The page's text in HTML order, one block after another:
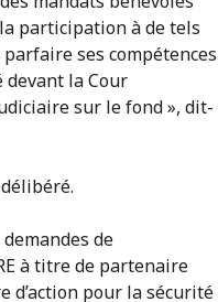
la participation à de tels
parfaire ses compétences
devant la Cour
sur le fond », dit-
de
à titre de partenaire
d’action pour la sécurité